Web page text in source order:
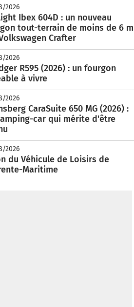
2026
Ibex 604D : un nouveau
tout-terrain de moins de 6 m
Crafter
2026
R595 (2026) : un fourgon
à vivre
2026
CaraSuite 650 MG (2026) :
car qui mérite d'être
2026
du Véhicule de Loisirs de
Maritime